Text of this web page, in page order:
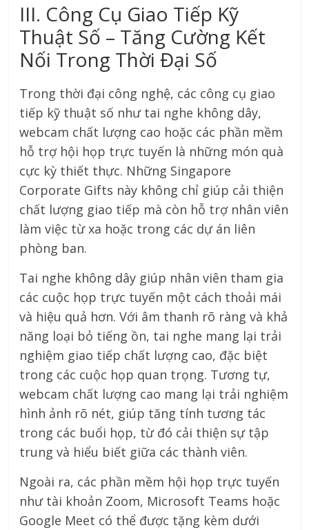
III. Công Cụ Giao Tiếp Kỹ
Thuật Số – Tăng Cường Kết
Nối Trong Thời Đại Số
Trong thời đại công nghệ, các công cụ giao
tiếp kỹ thuật số như tai nghe không dây,
webcam chất lượng cao hoặc các phần mềm
hỗ trợ hội họp trực tuyến là những món quà
cực kỳ thiết thực. Những Singapore
Corporate Gifts này không chỉ giúp cải thiện
chất lượng giao tiếp mà còn hỗ trợ nhân viên
làm việc từ xa hoặc trong các dự án liên
phòng ban.
Tai nghe không dây giúp nhân viên tham gia
các cuộc họp trực tuyến một cách thoải mái
và hiệu quả hơn. Với âm thanh rõ ràng và khả
năng loại bỏ tiếng ồn, tai nghe mang lại trải
nghiệm giao tiếp chất lượng cao, đặc biệt
trong các cuộc họp quan trọng. Tương tự,
webcam chất lượng cao mang lại trải nghiệm
hình ảnh rõ nét, giúp tăng tính tương tác
trong các buổi họp, từ đó cải thiện sự tập
trung và hiểu biết giữa các thành viên.
Ngoài ra, các phần mềm hội họp trực tuyến
như tài khoản Zoom, Microsoft Teams hoặc
Google Meet có thể được tặng kèm dưới